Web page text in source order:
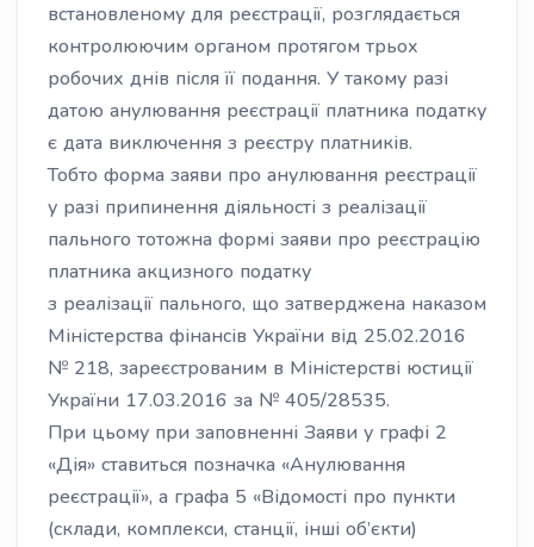
встановленому для реєстрації, розглядається
контролюючим органом протягом трьох
робочих днів після її подання. У такому разі
датою анулювання реєстрації платника податку
є дата виключення з реєстру платників.
Тобто форма заяви про анулювання реєстрації
у разі припинення діяльності з реалізації
пального тотожна формі заяви про реєстрацію
платника акцизного податку
з реалізації пального, що затверджена наказом
Міністерства фінансів України від 25.02.2016
№ 218, зареєстрованим в Міністерстві юстиції
України 17.03.2016 за № 405/28535.
При цьому при заповненні Заяви у графі 2
«Дія» ставиться позначка «Анулювання
реєстрації», а графа 5 «Відомості про пункти
(склади, комплекси, станції, інші об’єкти)